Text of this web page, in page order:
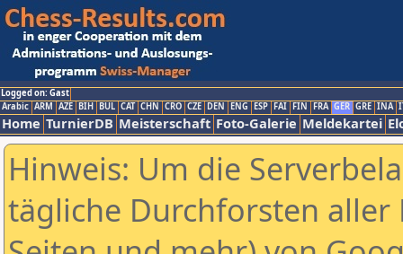
Logged on: Gast
Arabic ARM AZE BIH BUL CAT CHN CRO CZE DEN ENG ESP FAI FIN FRA GER GRE INA
Home TurnierDB Meisterschaft Foto-Galerie Meldekartei
Hinweis: Um die
tägliche Durchforsten aller